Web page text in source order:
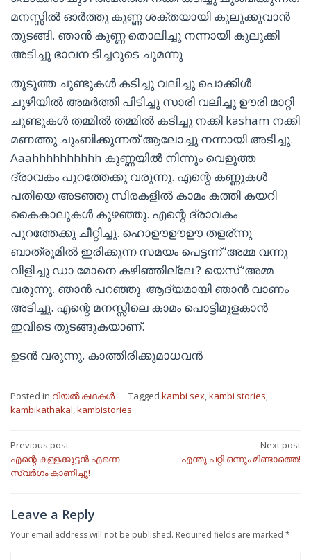
മനസ്സിൽ ഓർത്തു കുണ്ണ ശക്തയായി കുലുക്കുവാൻ
തുടങ്ങി. ഞാൻ കുണ്ണ തൊലിച്ചു നന്നായി കുലുക്കി
അടിച്ചു ഭാവന ടീച്ചറുടെ ചുമന്നു
തുടുത്ത ചുണ്ടുകൾ കടിച്ചു വലിച്ചു പൊക്കിൾ
ചുഴിയിൽ അമർത്തി പിടിച്ചു സാരി വലിച്ചു ഊരി മാറ്റി
ചുണ്ടുകൾ തമ്മിൽ തമ്മിൽ കടിച്ചു നക്കി kasham നക്കി
മണത്തു ചുംബിക്കുന്നത് ആലോച്ചു നന്നായി അടിച്ചു.
Aaahhhhhhhhhh കുണ്ണയിൽ നിന്നും വെളുത്ത
ദ്രാവകം പുറത്തേക്കു വരുന്നു. എന്റെ കണ്ണുകൾ
പതിയെ അടഞ്ഞു സിരകളിൽ കാമം കത്തി കയറി
കൈകാലുകൾ കുഴഞ്ഞു. എന്റെ ദ്രാവകം
പുറത്തേക്കു ചീറ്റിച്ചു. ഹൊഊഊഊ തളര്ന്നു
ബാത്രൂമിൽ ഇരിക്കുന്ന സമയം പെട്ടന്ന് ‘അമ്മ വന്നു
വിളിച്ചു ഡാ മോനെ കഴിഞ്ഞില്ലേ ? യെസ് ‘അമ്മ
വരുന്നു. ഞാൻ പറഞ്ഞു. ആദ്യമായി ഞാൻ വാണം
അടിച്ചു. എന്റെ മനസ്സിലെ കാമം പൊട്ടിമുളകാൻ
ഇവിടെ തുടങ്ങുകയാണ്.
ഉടൻ വരുന്നു. കാത്തിരിക്കുമാധവൻ
Posted in റിയൽ കഥകൾ Tagged kambi sex,kambi stories,
kambikathakal,kambistories
Post
navigation
Previous post
എന്റെ കള്ളക്കുട്ടൻ എന്നെ
സ്വർഗം കാണിച്ചു!
Next post
എന്തു പറ്റി ഒന്നും മിണ്ടാത്തെ!
Leave a Reply
Your email address will not be published. Required fields are marked *